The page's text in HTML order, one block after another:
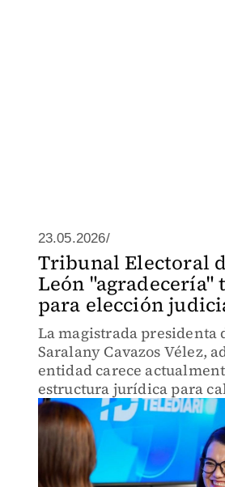
23.05.2026/
Tribunal Electoral
León "agradecería"
para elección
La magistrada presidenta
Saralany Cavazos Vélez,
entidad carece
estructura jurídica para
elección de juzgadores.